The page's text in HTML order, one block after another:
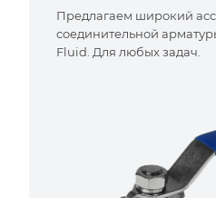
Предлагаем широкий
соединительной
Fluid. Для любых задач.